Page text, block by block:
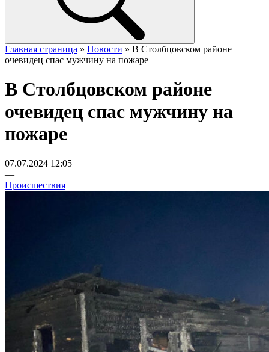
Главная страница » Новости » В Столбцовском районе
очевидец спас мужчину на пожаре
В Столбцовском районе
очевидец спас мужчину на
пожаре
07.07.2024 12:05
—
Происшествия